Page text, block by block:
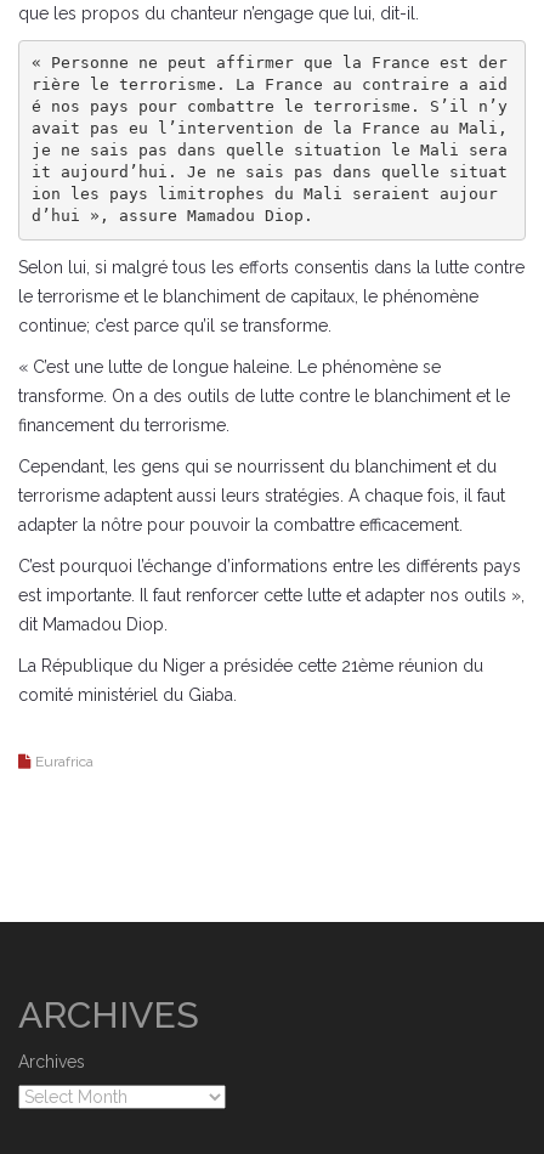
que les propos du chanteur n’engage que lui, dit-il.
« Personne ne peut affirmer que la France est der
rière le terrorisme. La France au contraire a aid
é nos pays pour combattre le terrorisme. S’il n’y
avait pas eu l’intervention de la France au Mali,
je ne sais pas dans quelle situation le Mali sera
it aujourd’hui. Je ne sais pas dans quelle situat
ion les pays limitrophes du Mali seraient aujour
d’hui », assure Mamadou Diop.
Selon lui, si malgré tous les efforts consentis dans la lutte contre
le terrorisme et le blanchiment de capitaux, le phénomène
continue; c’est parce qu’il se transforme.
« C’est une lutte de longue haleine. Le phénomène se
transforme. On a des outils de lutte contre le blanchiment et le
financement du terrorisme.
Cependant, les gens qui se nourrissent du blanchiment et du
terrorisme adaptent aussi leurs stratégies. A chaque fois, il faut
adapter la nôtre pour pouvoir la combattre efficacement.
C’est pourquoi l’échange d’informations entre les différents pays
est importante. Il faut renforcer cette lutte et adapter nos outils »,
dit Mamadou Diop.
La République du Niger a présidée cette 21ème réunion du
comité ministériel du Giaba.
Eurafrica
ARCHIVES
Archives